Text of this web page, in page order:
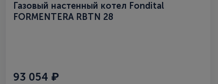
Газовый настенный котел Fondital
FORMENTERA RBTN 28
93 054 ₽